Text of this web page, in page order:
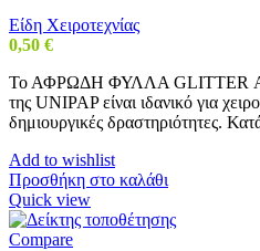
Είδη Χειροτεχνίας
0,50 €
Το ΑΦΡΩΔΗ ΦΥΛΛΑ GLITTER
της UNIPAP είναι ιδανικό για
δημιουργικές δραστηριότητες.
Add to wishlist
Προσθήκη στο καλάθι
Quick view
Compare